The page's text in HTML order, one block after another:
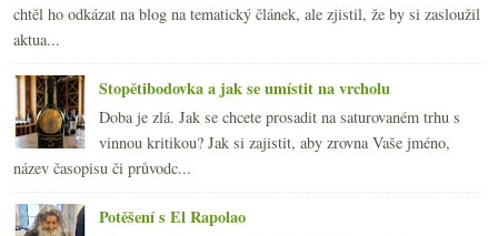
chtěl ho odkázat na blog na tematický článek, ale zjistil, že by si zasloužil
aktua...
Stopětibodovka a jak se umístit na vrcholu
Doba je zlá. Jak se chcete prosadit na saturovaném trhu s
vinnou kritikou? Jak si zajistit, aby zrovna Vaše jméno,
název časopisu či průvodc...
Potěšení s El Rapolao